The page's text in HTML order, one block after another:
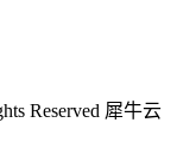
Reserved 犀牛云